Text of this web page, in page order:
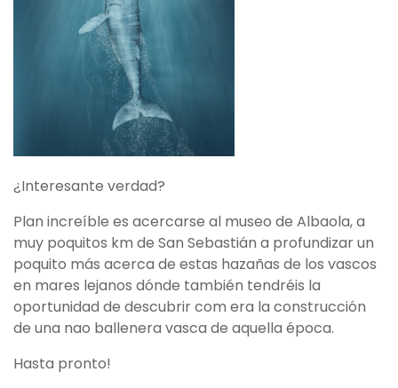
¿Interesante verdad?
Plan increíble es acercarse al museo de Albaola, a
muy poquitos km de San Sebastián a profundizar un
poquito más acerca de estas hazañas de los vascos
en mares lejanos dónde también tendréis la
oportunidad de descubrir com era la construcción
de una nao ballenera vasca de aquella época.
Hasta pronto!